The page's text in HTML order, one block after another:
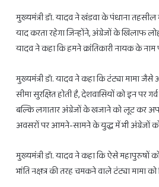
मुख्यमंत्री डॉ. यादव ने खंडवा के पंधाना तहसील
याद करता रहेगा जिन्होंने, अंग्रेजों के खिलाफ
यादव ने कहा कि हमने क्रांतिकारी नायक के
मुख्यमंत्री डॉ. यादव ने कहा कि टंट्या मामा
सीमा सुरक्षित होती है, देशवासियों को इन
बल्कि लगातार अंग्रेजों के खजाने को लूट कर
अवसरों पर आमने-सामने के युद्ध में भी अंग्रेजों को
मुख्यमंत्री डॉ. यादव ने कहा कि ऐसे महापुरुषों
भांति नक्षत्र की तरह चमकने वाले टंट्या मामा को
से
राशियों
लाभ
ही
लाभ
February 27, 2025
28 फरवरी से 3 राशियों को होगा